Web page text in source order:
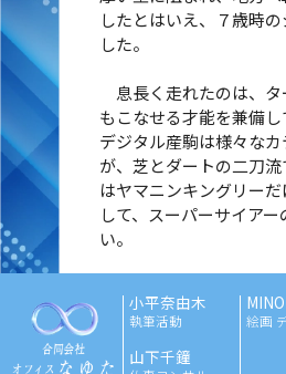
したとはいえ、７歳時
した。
息長く走れたのは、タ
もこなせる才能を兼備
デジタル産駒は様々な
が、芝とダートの二刀
はヤマニンキングリー
して、スーパーサイア
い。
小平奈由木
執筆活動
山下千鐘
絵画